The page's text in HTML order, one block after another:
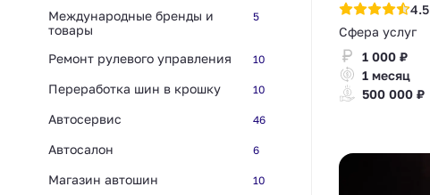
Международные бренды и
товары
5
Ремонт рулевого управления 10
Переработка шин в крошку 10
Автосервис 46
Автосалон 6
Магазин автошин 10
4.5
Сфера услуг
1 000 ₽
1 месяц
500 000 ₽